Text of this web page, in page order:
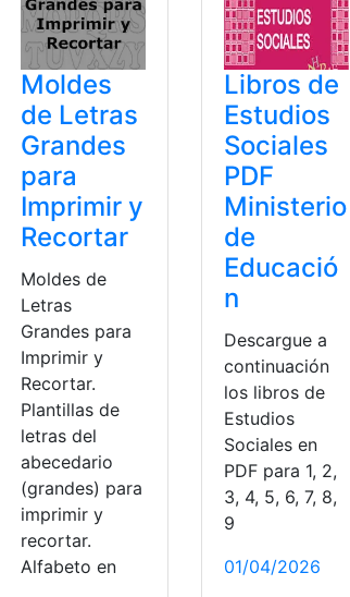
Moldes
de Letras
Grandes
para
Imprimir y
Recortar
Moldes de
Letras
Grandes para
Imprimir y
Recortar.
Plantillas de
letras del
abecedario
(grandes) para
imprimir y
recortar.
Alfabeto en
Libros de
Estudios
Sociales
PDF
Ministerio
de
Educació
n
Descargue a
continuación
los libros de
Estudios
Sociales en
PDF para 1, 2,
3, 4, 5, 6, 7, 8,
9
01/04/2026